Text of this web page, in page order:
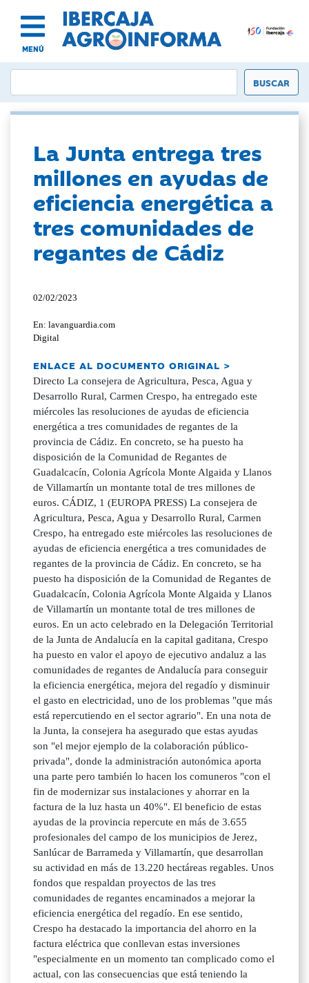
MENÚ
La Junta entrega tres
millones en ayudas de
eficiencia energética a
tres comunidades de
regantes de Cádiz
02/02/2023
En: lavanguardia.com
Digital
ENLACE AL DOCUMENTO ORIGINAL >
Directo La consejera de Agricultura, Pesca, Agua y
Desarrollo Rural, Carmen Crespo, ha entregado este
miércoles las resoluciones de ayudas de eficiencia
energética a tres comunidades de regantes de la
provincia de Cádiz. En concreto, se ha puesto ha
disposición de la Comunidad de Regantes de
Guadalcacín, Colonia Agrícola Monte Algaida y Llanos
de Villamartín un montante total de tres millones de
euros. CÁDIZ, 1 (EUROPA PRESS) La consejera de
Agricultura, Pesca, Agua y Desarrollo Rural, Carmen
Crespo, ha entregado este miércoles las resoluciones de
ayudas de eficiencia energética a tres comunidades de
regantes de la provincia de Cádiz. En concreto, se ha
puesto ha disposición de la Comunidad de Regantes de
Guadalcacín, Colonia Agrícola Monte Algaida y Llanos
de Villamartín un montante total de tres millones de
euros. En un acto celebrado en la Delegación Territorial
de la Junta de Andalucía en la capital gaditana, Crespo
ha puesto en valor el apoyo de ejecutivo andaluz a las
comunidades de regantes de Andalucía para conseguir
la eficiencia energética, mejora del regadío y disminuir
el gasto en electricidad, uno de los problemas "que más
está repercutiendo en el sector agrario". En una nota de
la Junta, la consejera ha asegurado que estas ayudas
son "el mejor ejemplo de la colaboración público-
privada", donde la administración autonómica aporta
una parte pero también lo hacen los comuneros "con el
fin de modernizar sus instalaciones y ahorrar en la
factura de la luz hasta un 40%". El beneficio de estas
ayudas de la provincia repercute en más de 3.655
profesionales del campo de los municipios de Jerez,
Sanlúcar de Barrameda y Villamartín, que desarrollan
su actividad en más de 13.220 hectáreas regables. Unos
fondos que respaldan proyectos de las tres
comunidades de regantes encaminados a mejorar la
eficiencia energética del regadío. En ese sentido,
Crespo ha destacado la importancia del ahorro en la
factura eléctrica que conllevan estas inversiones
"especialmente en un momento tan complicado como el
actual, con las consecuencias que está teniendo la